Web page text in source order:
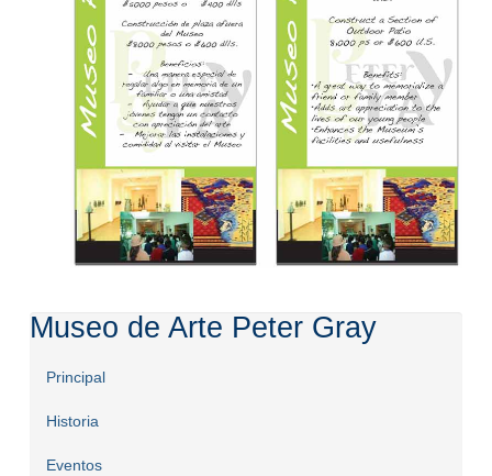
Museo de Arte Peter Gray
Principal
Historia
Eventos